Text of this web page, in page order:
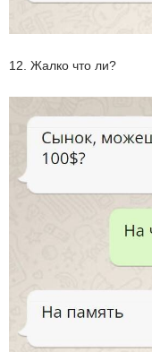
12. Жалко что ли?